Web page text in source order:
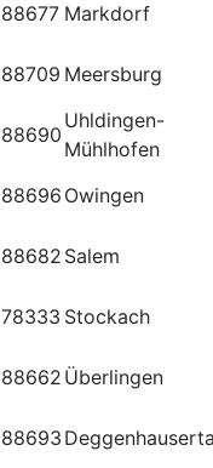
88677 Markdorf
88709 Meersburg
88690
Uhldingen-
Mühlhofen
88696 Owingen
88682 Salem
78333 Stockach
88662 Überlingen
88693